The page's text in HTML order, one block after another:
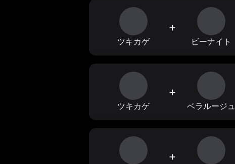
ツキカゲ
+
ビーナイト
ツキカゲ
+
ベラルージュ
+